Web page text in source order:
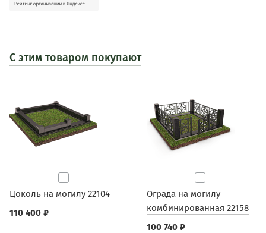
С этим товаром покупают
Цоколь на могилу 22104
110 400 ₽
Ограда на могилу
комбинированная 22158
100 740 ₽